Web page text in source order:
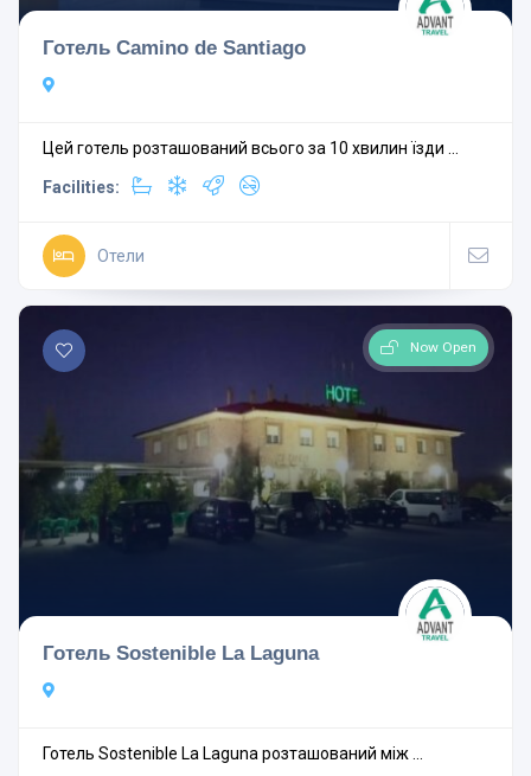
Готель Camino de Santiago
Цей готель розташований всього за 10 хвилин їзди ...
Facilities:
Отели
Now Open
Готель Sostenible La Laguna
Готель Sostenible La Laguna розташований між ...